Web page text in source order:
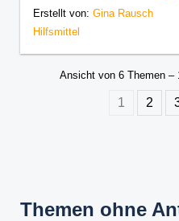
Erstellt von: Gina Rausch
Hilfsmittel
Ansicht von 6 Themen –
1 2
Themen ohne